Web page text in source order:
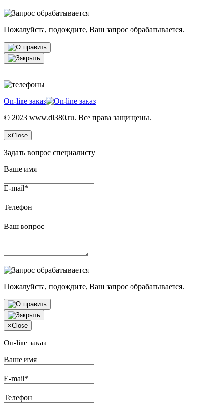
Пожалуйста, подождите, Ваш запрос обрабатывается.
On-line заказ
© 2023 www.dl380.ru. Все права защищены.
×Close
Задать вопрос специалисту
Ваше имя
E-mail*
Телефон
Ваш вопрос
Пожалуйста, подождите, Ваш запрос обрабатывается.
×Close
On-line заказ
Ваше имя
E-mail*
Телефон